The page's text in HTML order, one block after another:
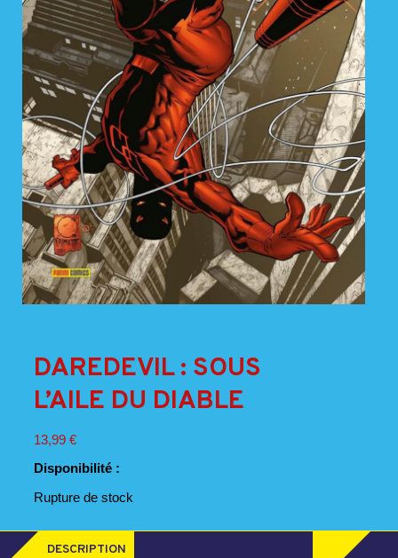
DAREDEVIL : SOUS
L’AILE DU DIABLE
13,99 €
Disponibilité :
Rupture de stock
DESCRIPTION